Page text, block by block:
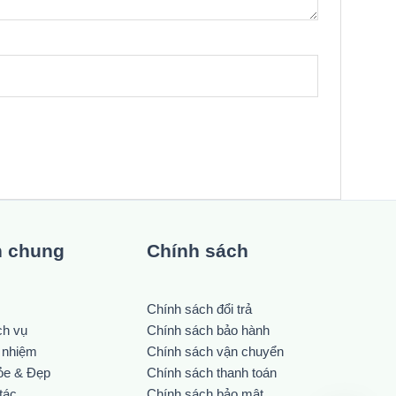
chung
vụ
& Đẹp
Chính sách
Chính sách đổi trả
Chính sách bảo hành
Chính sách vận chuyển
Chính sách thanh toán